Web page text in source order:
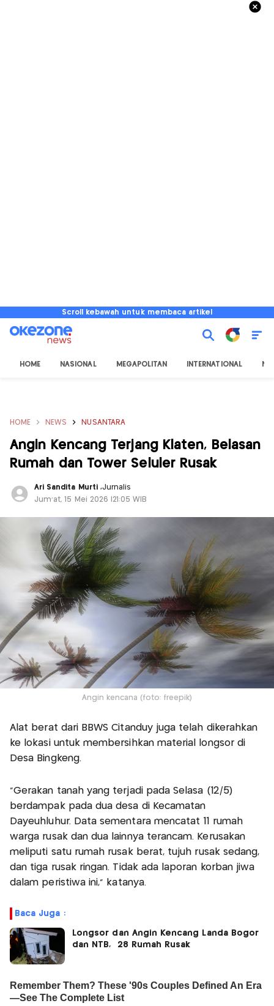
Scroll kebawah untuk membaca artikel
HOME NASIONAL MEGAPOLITAN INTERNATIONAL
HOME NEWS NUSANTARA
Angin Kencang Terjang Klaten, Belasan
Rumah dan Tower Seluler Rusak
Ari Sandita Murti ,Jurnalis
Jum'at, 15 Mei 2026 |21:05 WIB
Angin kencana (foto: freepik)
Alat berat dari BBWS Citanduy juga telah dikerahkan
ke lokasi untuk membersihkan material longsor di
Desa Bingkeng.
“Gerakan tanah yang terjadi pada Selasa (12/5)
berdampak pada dua desa di Kecamatan
Dayeuhluhur. Data sementara mencatat 11 rumah
warga rusak dan dua lainnya terancam. Kerusakan
meliputi satu rumah rusak berat, tujuh rusak sedang,
dan tiga rusak ringan. Tidak ada laporan korban jiwa
dalam peristiwa ini,” katanya.
Baca Juga :
Longsor dan Angin Kencang Landa Bogor
dan NTB, 28 Rumah Rusak